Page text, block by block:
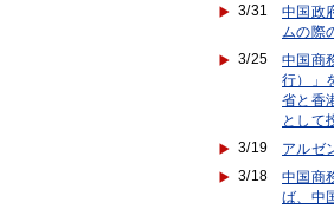
3/31
中国政
ムの際
3/25
中国商
行）」
省と香
として
3/19
アルゼ
3/18
中国商
ば、中